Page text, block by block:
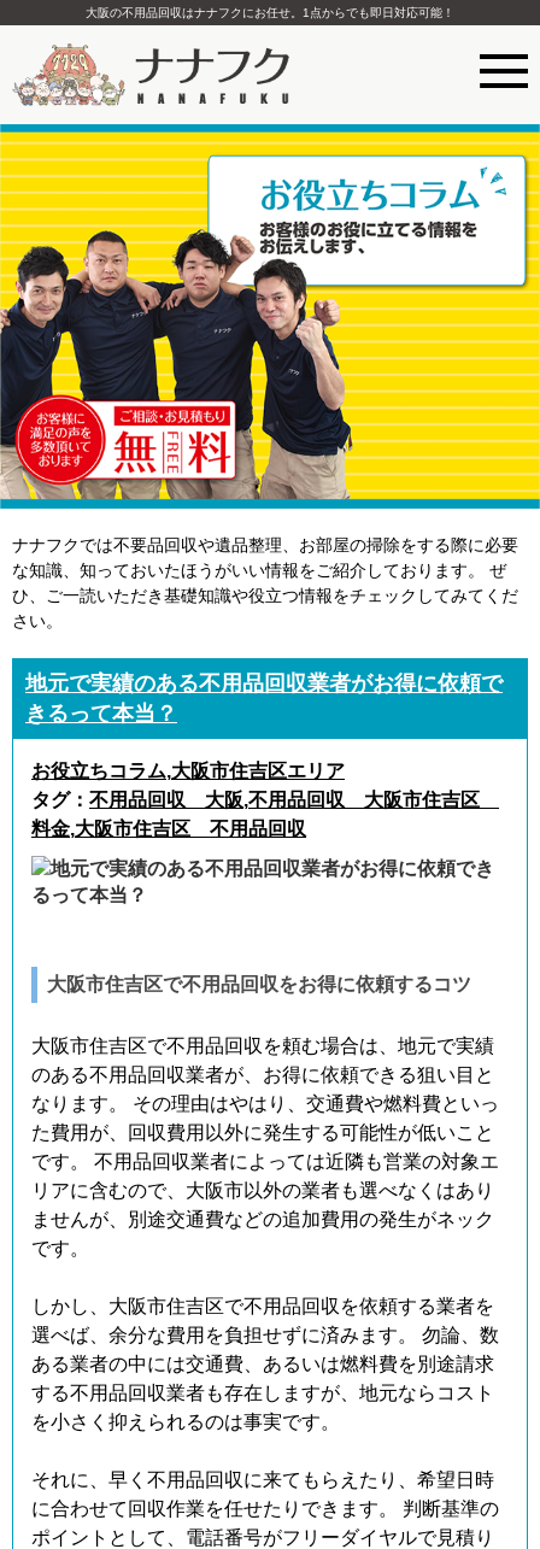
大阪の不用品回収はナナフクにお任せ。1点からでも即日対応可能！
ナナフクでは不要品回収や遺品整理、お部屋の掃除をする際に必要
な知識、知っておいたほうがいい情報をご紹介しております。 ぜ
ひ、ご一読いただき基礎知識や役立つ情報をチェックしてみてくだ
さい。
地元で実績のある不用品回収業者がお得に依頼で
きるって本当？
お役立ちコラム,大阪市住吉区エリア
タグ： 不用品回収 大阪,不用品回収 大阪市住吉区
料金,大阪市住吉区 不用品回収
大阪市住吉区で不用品回収をお得に依頼するコツ
大阪市住吉区で不用品回収を頼む場合は、地元で実績
のある不用品回収業者が、お得に依頼できる狙い目と
なります。 その理由はやはり、交通費や燃料費といっ
た費用が、回収費用以外に発生する可能性が低いこと
です。 不用品回収業者によっては近隣も営業の対象エ
リアに含むので、大阪市以外の業者も選べなくはあり
ませんが、別途交通費などの追加費用の発生がネック
です。
しかし、大阪市住吉区で不用品回収を依頼する業者を
選べば、余分な費用を負担せずに済みます。 勿論、数
ある業者の中には交通費、あるいは燃料費を別途請求
する不用品回収業者も存在しますが、地元ならコスト
を小さく抑えられるのは事実です。
それに、早く不用品回収に来てもらえたり、希望日時
に合わせて回収作業を任せたりできます。 判断基準の
ポイントとして、電話番号がフリーダイヤルで見積り